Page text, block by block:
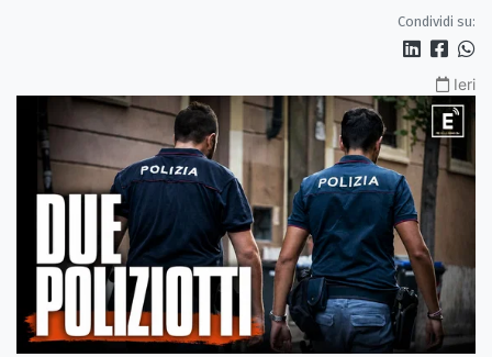
Condividi su:
Ieri